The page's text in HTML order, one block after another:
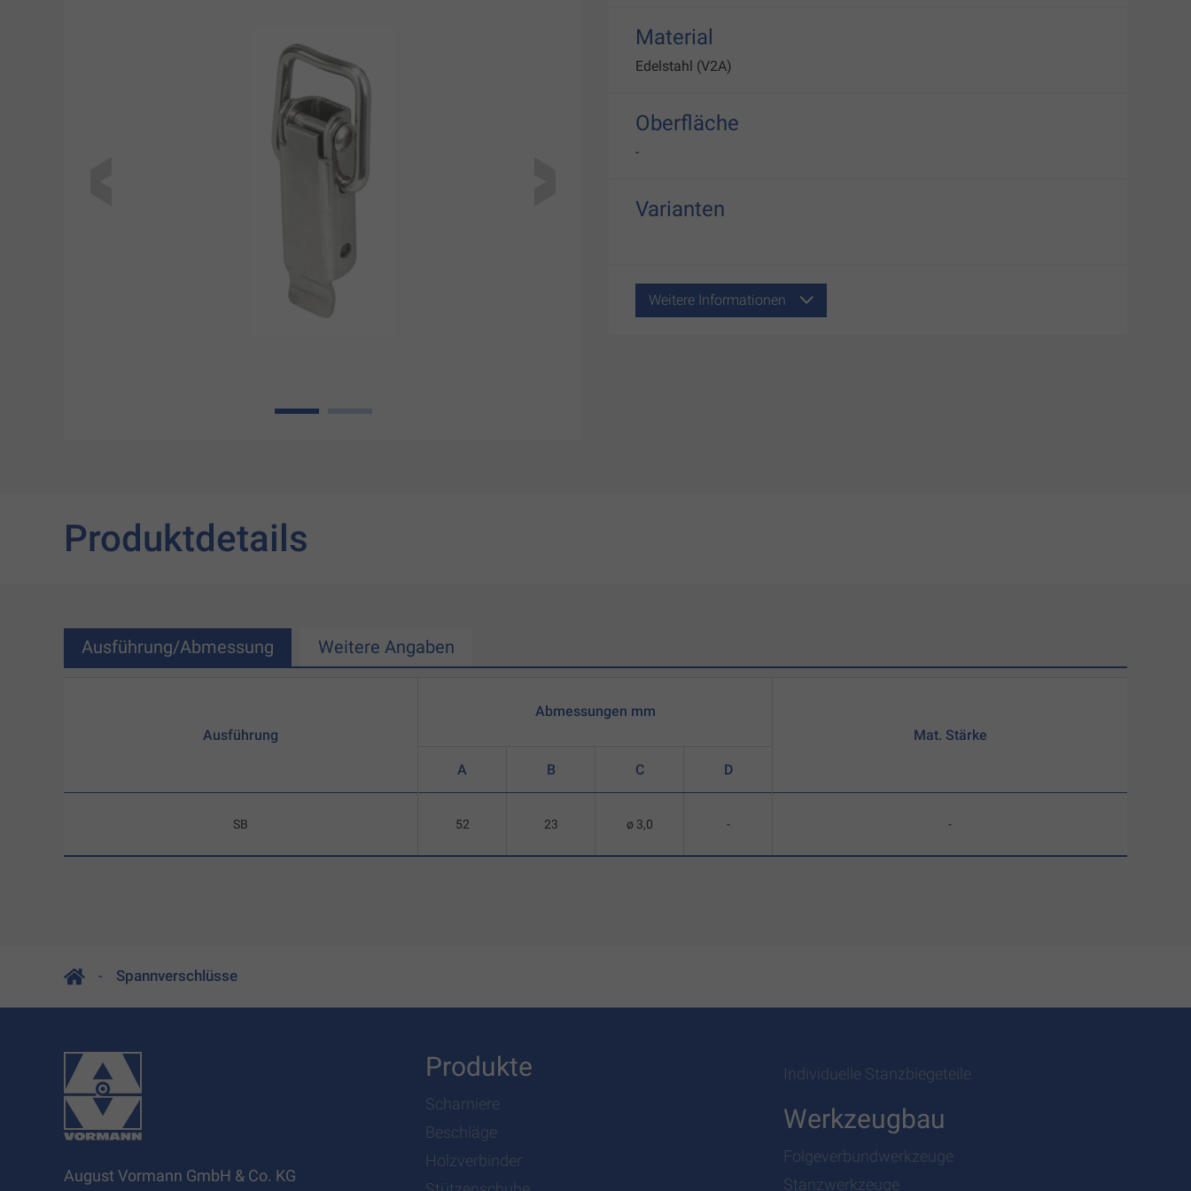
1
Material
Edelstahl (V2A)
Oberfläche
-
Varianten
Weitere Informationen
Produktdetails
Ausführung/Abmessung Weitere Angaben
Ausführung
SB
Abmessungen mm
A B C D
52 23 ø 3,0 -
Mat. Stärke
-
Spannverschlüsse
August Vormann GmbH & Co. KG
Produkte
Scharniere
Beschläge
Holzverbinder
Individuelle Stanzbiegeteile
Werkzeugbau
Folgeverbundwerkzeuge
Stanzwerkzeuge